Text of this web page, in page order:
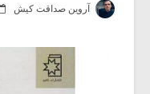
آروین صداقت کیش